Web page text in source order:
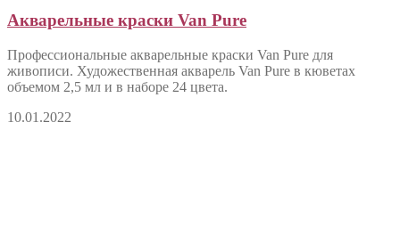
Акварельные краски Van Pure
Профессиональные акварельные краски Van Pure для
живописи. Художественная акварель Van Pure в кюветах
объемом 2,5 мл и в наборе 24 цвета.
10.01.2022